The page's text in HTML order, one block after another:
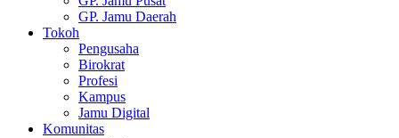
GP. Jamu Daerah
Tokoh
Pengusaha
Birokrat
Profesi
Kampus
Jamu Digital
Komunitas